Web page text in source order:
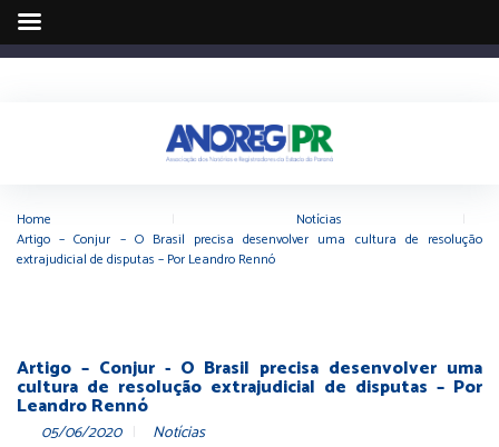
Home Notícias
Artigo – Conjur – O Brasil precisa desenvolver uma cultura de resolução
extrajudicial de disputas – Por Leandro Rennó
Artigo – Conjur - O Brasil precisa desenvolver uma
cultura de resolução extrajudicial de disputas – Por
Leandro Rennó
05/06/2020 Notícias